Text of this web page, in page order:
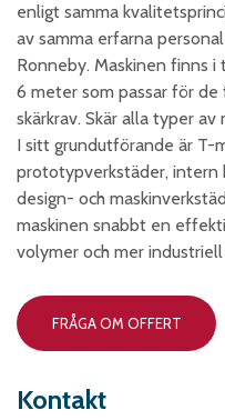
enligt samma
av samma erfarna
Ronneby. Maskinen finns
6 meter som passar för
skärkrav. Skär alla typer
I sitt grundutförande är T-
prototypverkstäder,
design- och
maskinen snabbt en
volymer och mer
FRÅGA OM OFFERT
Kontakt